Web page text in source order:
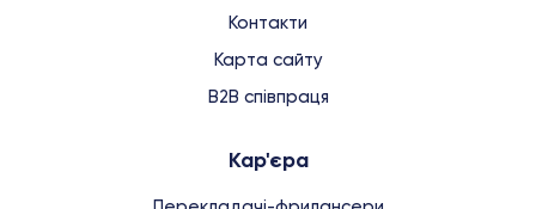
Контакти
Карта сайту
B2B співпраця
Кар'єра